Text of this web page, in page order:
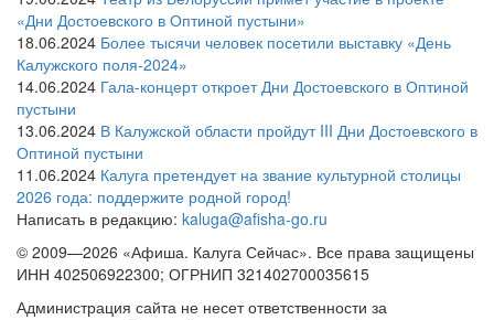
«Дни Достоевского в Оптиной пустыни»
18.06.2024 Более тысячи человек посетили выставку «День
Калужского поля-2024»
14.06.2024 Гала-концерт откроет Дни Достоевского в Оптиной
пустыни
13.06.2024 В Калужской области пройдут III Дни Достоевского в
Оптиной пустыни
11.06.2024 Калуга претендует на звание культурной столицы
2026 года: поддержите родной город!
Написать в редакцию: kaluga@afisha-go.ru
© 2009—2026 «Афиша. Калуга Сейчас». Все права защищены
ИНН 402506922300; ОГРНИП 321402700035615
Администрация сайта не несет ответственности за